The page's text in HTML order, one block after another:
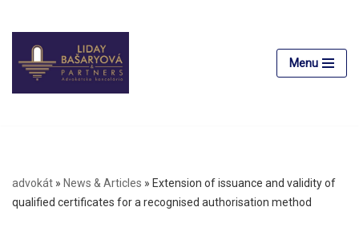
Skip
to
content
Menu
advokát » News & Articles » Extension of issuance and validity of
qualified certificates for a recognised authorisation method